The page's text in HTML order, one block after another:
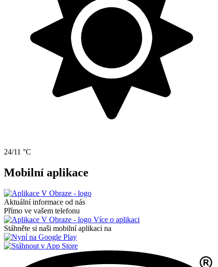
24/11 °C
Mobilní aplikace
Aktuální informace od nás
Přímo ve vašem telefonu
Více o aplikaci
Stáhněte si naši mobilní aplikaci na